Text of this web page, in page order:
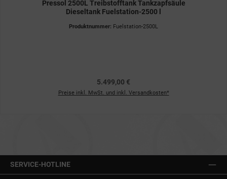
Pressol 2500L Treibstofftank Tankzapfsäule
Dieseltank Fuelstation-2500 l
Produktnummer: Fuelstation-2500L
5.499,00 €
Preise inkl. MwSt. und inkl. Versandkosten*
SERVICE-HOTLINE